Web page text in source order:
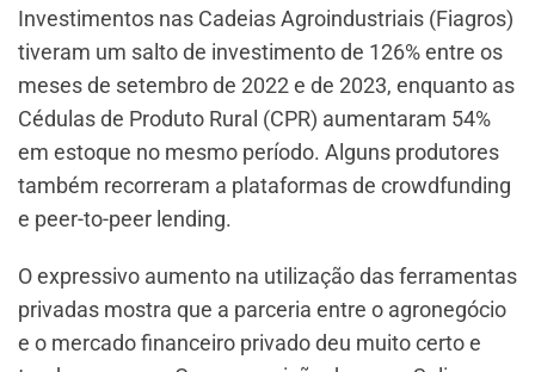
Investimentos nas Cadeias Agroindustriais (Fiagros)
tiveram um salto de investimento de 126% entre os
meses de setembro de 2022 e de 2023, enquanto as
Cédulas de Produto Rural (CPR) aumentaram 54%
em estoque no mesmo período. Alguns produtores
também recorreram a plataformas de crowdfunding
e peer-to-peer lending.
O expressivo aumento na utilização das ferramentas
privadas mostra que a parceria entre o agronegócio
e o mercado financeiro privado deu muito certo e